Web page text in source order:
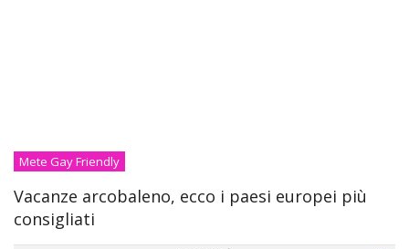
Mete Gay Friendly
Vacanze arcobaleno, ecco i paesi europei più
consigliati